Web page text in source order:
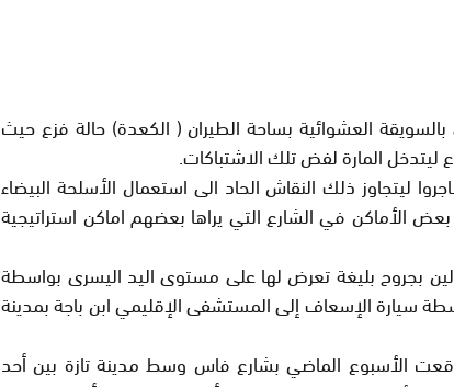
5 غشت الجاري بالسويقة العشوائية بساحة الطيران ( الكعدة) حالة فزع حيث
ليتدخل المارة لفض تلك الاشتباكات.
ليتجاوز ذلك النقاش الحاد الى استعمال الأسلحة البيضاء
الأماكن في الشارع التي يراها بعضهم اماكن استراتيجية
بجروح بليغة تعرض لها على مستوى اليد اليسرى بواسطة
سيارة الإسعاف إلى المستشفى الإقليمي ابن باجة بمدينة
وقعت الأسبوع الماضي بشارع فاس وسط مدينة تازة بين أحد